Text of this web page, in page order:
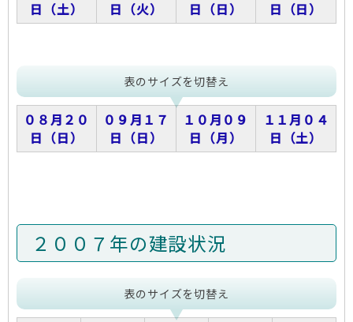
日（土）
日（火）
日（日）
日（日）
表のサイズを切替え
０８月２０
日（日）
０９月１７
日（日）
１０月０９
日（月）
１１月０４
日（土）
２００７年の建設状況
表のサイズを切替え